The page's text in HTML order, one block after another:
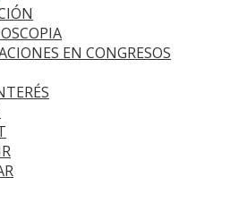
EN CONGRESOS